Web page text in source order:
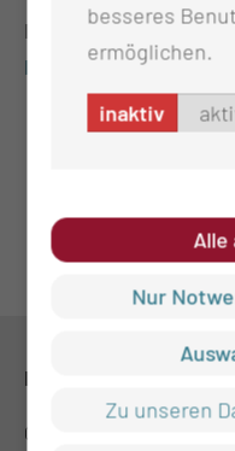
Lichen (ruber) planus
KONTAKT
0355 46-0
besseres
ermöglichen.
inaktiv
Alle
Nur
Zu unseren